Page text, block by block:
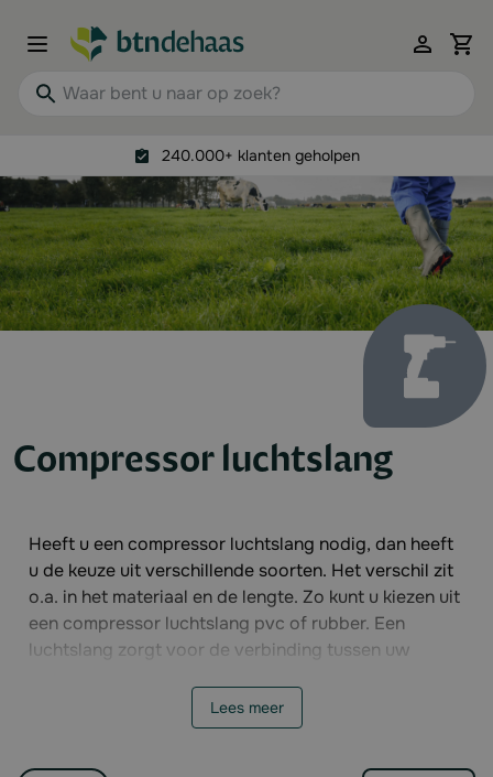
Waar bent u naar op zoek?
240.000+ klanten geholpen
Compressor luchtslang
Heeft u een compressor luchtslang nodig, dan heeft
u de keuze uit verschillende soorten. Het verschil zit
o.a. in het materiaal en de lengte. Zo kunt u kiezen uit
een compressor luchtslang pvc of rubber. Een
luchtslang zorgt voor de verbinding tussen uw
slangen hebben wij ook luchtslanghaspels in het
Lees meer